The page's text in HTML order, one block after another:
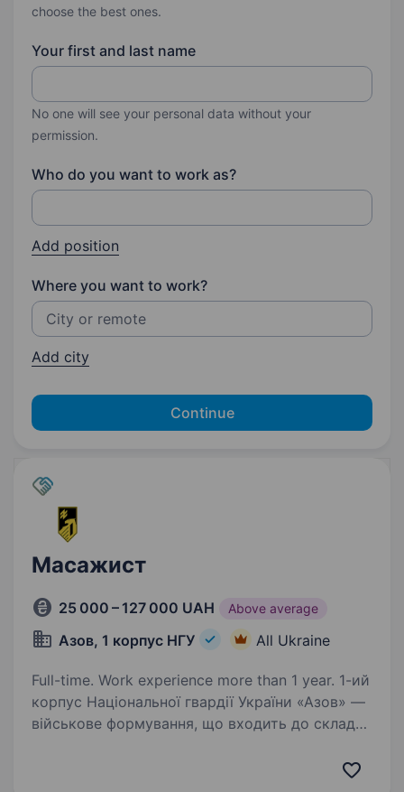
choose the best ones.
Your first and last name
No one will see your personal data without your
permission.
Who do you want to work as?
Add position
Where you want to work?
Add city
Continue
Масажист
25 000 – 127 000 UAH Above average
Азов, 1 корпус НГУ All Ukraine
Full-time. Work experience more than 1 year. 1-ий
корпус Національної гвардії України «Азов» —
військове формування, що входить до складу